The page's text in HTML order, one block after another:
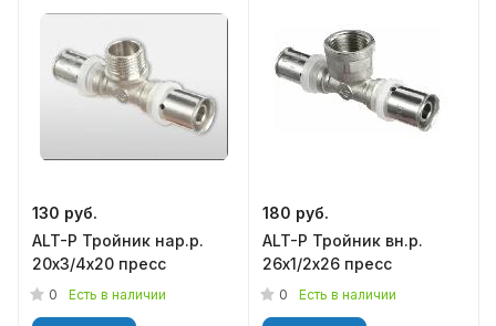
130 руб.
ALT-P Тройник нар.р.
20х3/4х20 пресс
0 Есть в наличии
180 руб.
ALT-P Тройник вн.р.
26х1/2х26 пресс
0 Есть в наличии